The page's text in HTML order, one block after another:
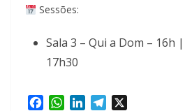
Sessões:
Sala 3 – Qui a Dom – 16h
17h30
W